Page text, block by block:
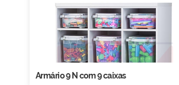
Armário 9 N com 9 caixas